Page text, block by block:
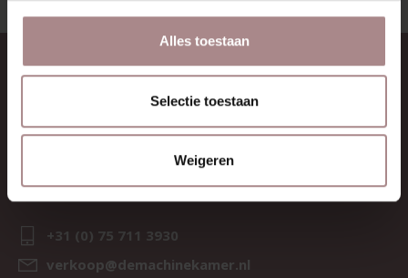
Alles toestaan
Selectie toestaan
Weigeren
CONTACT
Sav & Økse is een onderdeel van
De Machinekamer
IBAN:NL21 RABO 0126 3237 47
+31 (0) 75 711 3930
verkoop@demachinekamer.nl